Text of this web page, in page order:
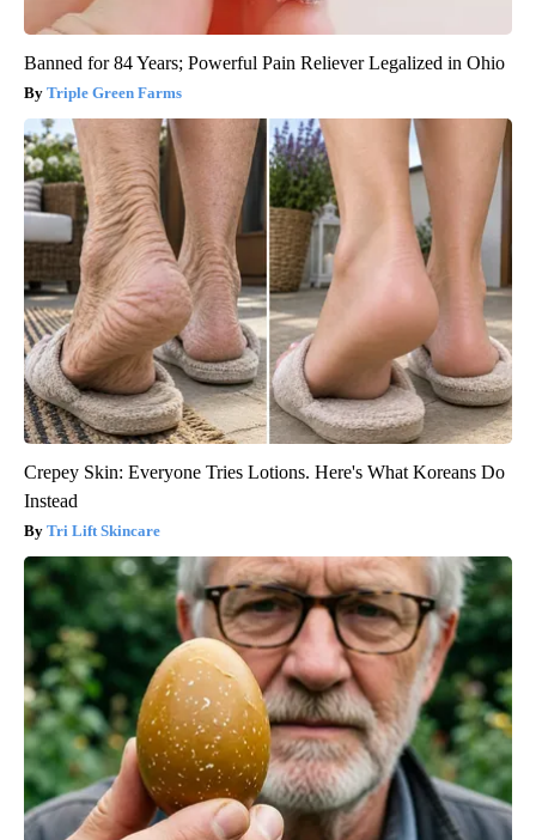
Banned for 84 Years; Powerful Pain Reliever Legalized in Ohio
Triple Green Farms
Crepey Skin: Everyone Tries Lotions. Here's What Koreans Do
Instead
Tri Lift Skincare